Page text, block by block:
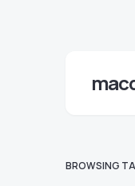
BROWSING